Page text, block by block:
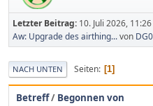
Letzter Beitrag: 10. Juli 2026, 11:26
Aw: Upgrade des airthing...von
NACH UNTEN Seiten 1
Betreff/ Begonnen von